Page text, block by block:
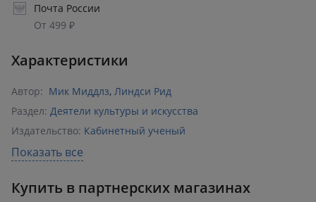
Почта России
От 499 ₽
Характеристики
Автор: Мик Миддлз, Линдси Рид
Раздел: Деятели культуры и искусства
Издательство: Кабинетный ученый
ISBN: 978-5-7584-0383-9
Год издания: 2019
Показать все
Купить в партнерских магазинах